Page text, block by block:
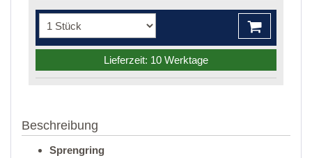
Lieferzeit: 10 Werktage
Beschreibung
Sprengring